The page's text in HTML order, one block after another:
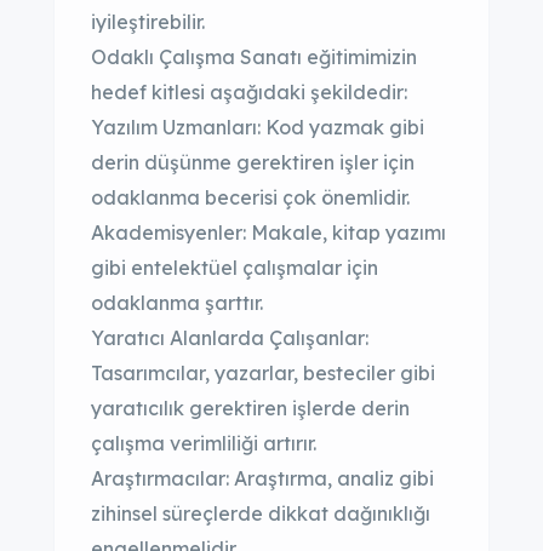
iyileştirebilir.
Odaklı Çalışma Sanatı eğitimimizin
hedef kitlesi aşağıdaki şekildedir:
Yazılım Uzmanları: Kod yazmak gibi
derin düşünme gerektiren işler için
odaklanma becerisi çok önemlidir.
Akademisyenler: Makale, kitap yazımı
gibi entelektüel çalışmalar için
odaklanma şarttır.
Yaratıcı Alanlarda Çalışanlar:
Tasarımcılar, yazarlar, besteciler gibi
yaratıcılık gerektiren işlerde derin
çalışma verimliliği artırır.
Araştırmacılar: Araştırma, analiz gibi
zihinsel süreçlerde dikkat dağınıklığı